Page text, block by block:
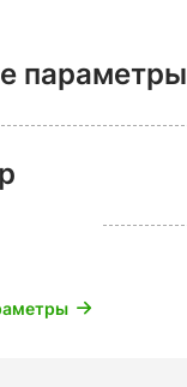
параметры